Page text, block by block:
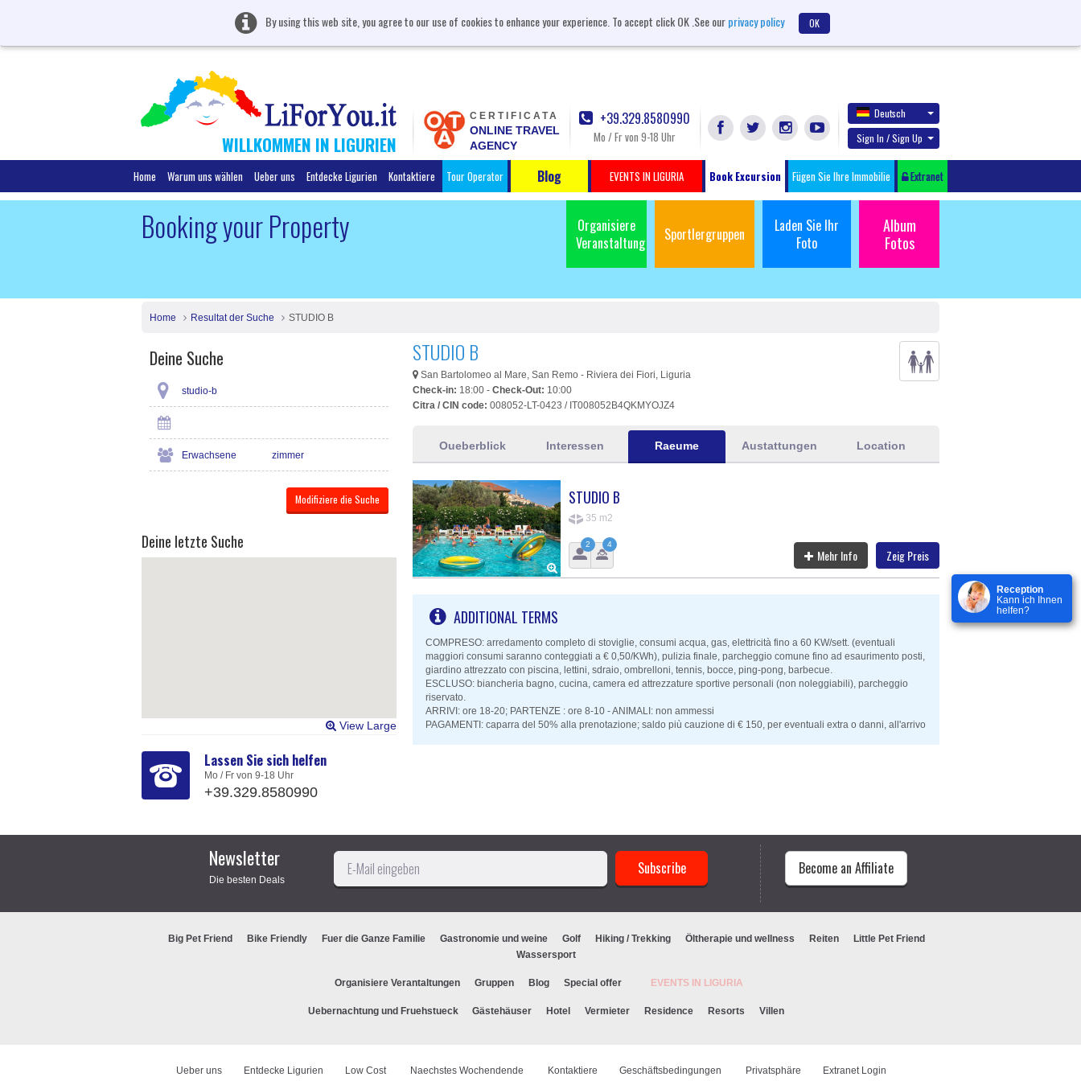
By using this web site, you agree to our use of cookies to enhance your experience. To accept click OK .See ourprivacy policy OK
WILLKOMMEN IN LIGURIEN
CERTIFICATA
ONLINE TRAVEL
AGENCY
+39.329.8580990
Mo / Fr von 9-18 Uhr
Deutsch
Sign In / Sign Up
Home Warum uns wählen Ueber uns Entdecke Ligurien Kontaktiere Tour Operator Blog EVENTS IN LIGURIA Book Excursion Fügen Sie Ihre Immobilie Extranet
Organisiere
Veranstaltung
Sportlergruppen
Laden Sie Ihr
Foto
Album
Fotos
Booking your Property
Home Resultat der Suche STUDIO B
Deine Suche
studio-b
Erwachsene zimmer
Deine letzte Suche
View Large
Lassen Sie sich helfen
Mo / Fr von 9-18 Uhr
+39.329.8580990
STUDIO B
San Bartolomeo al Mare, San Remo - Riviera dei Fiori, Liguria
Check-in: 18:00 -Check-Out: 10:00
Citra / CIN code: 008052-LT-0423 / IT008052B4QKMYOJZ4
Oueberblick Interessen Raeume Austattungen Location
STUDIO B
35 m2
2 4
Mehr Info Zeig Preis
ADDITIONAL TERMS
COMPRESO: arredamento completo di stoviglie, consumi acqua, gas, elettricità fino a 60 KW/sett. (eventuali
maggiori consumi saranno conteggiati a € 0,50/KWh), pulizia finale, parcheggio comune fino ad esaurimento posti,
giardino attrezzato con piscina, lettini, sdraio, ombrelloni, tennis, bocce, ping-pong, barbecue.
ESCLUSO: biancheria bagno, cucina, camera ed attrezzature sportive personali (non noleggiabili), parcheggio
riservato.
ARRIVI: ore 18-20; PARTENZE : ore 8-10 - ANIMALI: non ammessi
PAGAMENTI: caparra del 50% alla prenotazione; saldo più cauzione di € 150, per eventuali extra o danni, all'arrivo
Newsletter
Die besten Deals
Become an Affiliate
Big Pet Friend Bike Friendly Fuer die Ganze Familie Gastronomie und weine Golf Hiking / Trekking Öltherapie und wellness Reiten
Little Pet Friend
Wassersport
Organisiere Verantaltungen Gruppen Blog Special offer EVENTS IN LIGURIA
Uebernachtung und Fruehstueck Gästehäuser Hotel Vermieter Residence Resorts Villen
Ueber uns Entdecke Ligurien Low Cost Naechstes Wochendende Kontaktiere Geschäftsbedingungen Privatsphäre Extranet Login
Reception
Kann ich Ihnen
helfen?